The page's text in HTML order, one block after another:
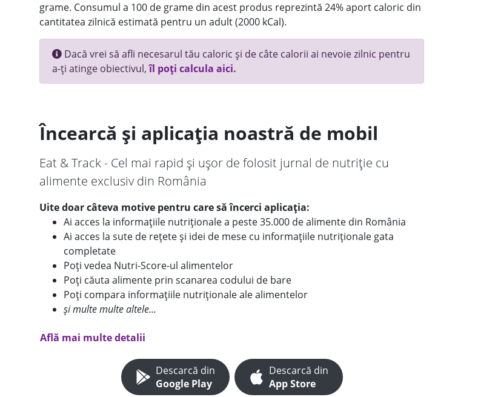
grame. Consumul a 100 de grame din acest produs reprezintă 24% aport caloric din
cantitatea zilnică estimată pentru un adult (2000 kCal).
Dacă vrei să afli necesarul tău caloric și de câte calorii ai nevoie zilnic pentru
a-ți atinge obiectivul,îl poți calcula aici.
Încearcă și aplicația noastră de mobil
Eat & Track - Cel mai rapid și ușor de folosit jurnal de nutriție cu
alimente exclusiv din România
Uite doar câteva motive pentru care să încerci aplicația:
Ai acces la informațiile nutriționale a peste 35.000 de alimente din România
Ai acces la sute de rețete și idei de mese cu informațiile nutriționale gata
completate
Poți vedea Nutri-Score-ul alimentelor
Poți căuta alimente prin scanarea codului de bare
Poți compara informațiile nutriționale ale alimentelor
și multe multe altele...
Află mai multe detalii
Descarcă din
Google Play
Descarcă din
App Store